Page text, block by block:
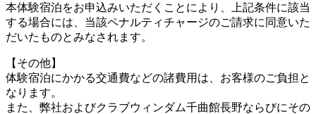
本体験宿泊をお申込みいただくことにより、上記条件に該当
する場合には、当該ペナルティチャージのご請求に同意いた
だいたものとみなされます。
【その他】
体験宿泊にかかる交通費などの諸費用は、お客様のご負担と
なります。
また、弊社およびクラブウィンダム千曲館長野ならびにその